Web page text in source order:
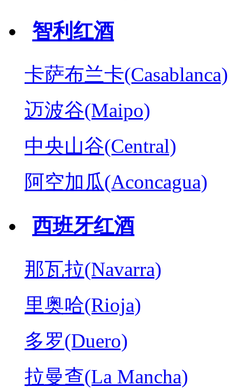
智利红酒
卡萨布兰卡(Casablanca)
迈波谷(Maipo)
中央山谷(Central)
阿空加瓜(Aconcagua)
西班牙红酒
那瓦拉(Navarra)
里奥哈(Rioja)
多罗(Duero)
拉曼查(La Mancha)